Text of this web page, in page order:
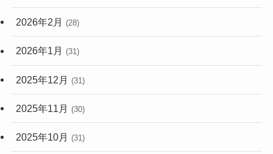
2026年2月 (28)
2026年1月 (31)
2025年12月 (31)
2025年11月 (30)
2025年10月 (31)